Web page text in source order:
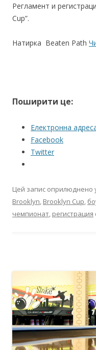
Регламент и
Cup”.
Натирка Beaten Path
Поширити це:
Електронна
Facebook
Twitter
Цей запис оприлюднено
Brooklyn, Brooklyn Cup,
чемпионат, регистрация